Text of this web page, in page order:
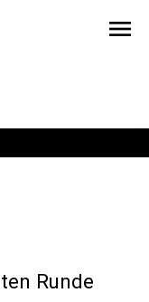
menu
Runde